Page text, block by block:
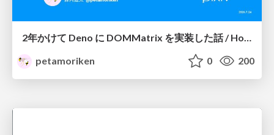
2年かけて Deno に DOMMatrix を実装した話 / How I implemented DOMMatrix in Deno over two years
petamoriken
0 200